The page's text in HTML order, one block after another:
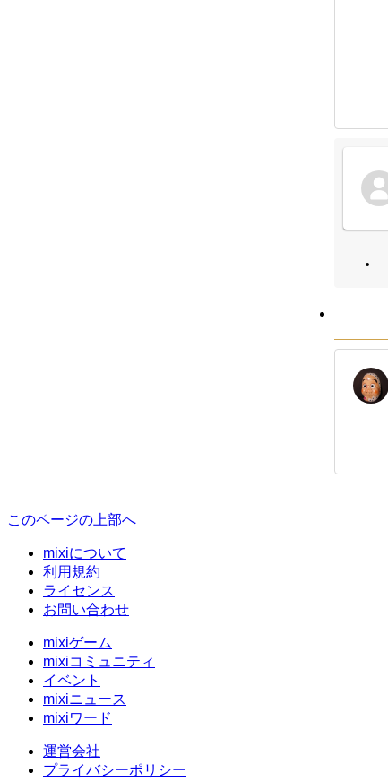
このページの上部へ
mixiについて
利用規約
ライセンス
お問い合わせ
mixiゲーム
mixiコミュニティ
イベント
mixiニュース
mixiワード
運営会社
プライバシーポリシー